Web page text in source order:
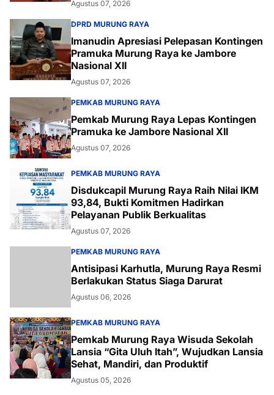
Agustus 07, 2026
DPRD MURUNG RAYA
Imanudin Apresiasi Pelepasan Kontingen
Pramuka Murung Raya ke Jambore
Nasional XII
Agustus 07, 2026
PEMKAB MURUNG RAYA
Pemkab Murung Raya Lepas Kontingen
Pramuka ke Jambore Nasional XII
Agustus 07, 2026
PEMKAB MURUNG RAYA
Disdukcapil Murung Raya Raih Nilai IKM
93,84, Bukti Komitmen Hadirkan
Pelayanan Publik Berkualitas
Agustus 07, 2026
PEMKAB MURUNG RAYA
Antisipasi Karhutla, Murung Raya Resmi
Berlakukan Status Siaga Darurat
Agustus 06, 2026
PEMKAB MURUNG RAYA
Pemkab Murung Raya Wisuda Sekolah
Lansia “Gita Uluh Itah”, Wujudkan Lansia
Sehat, Mandiri, dan Produktif
Agustus 05, 2026